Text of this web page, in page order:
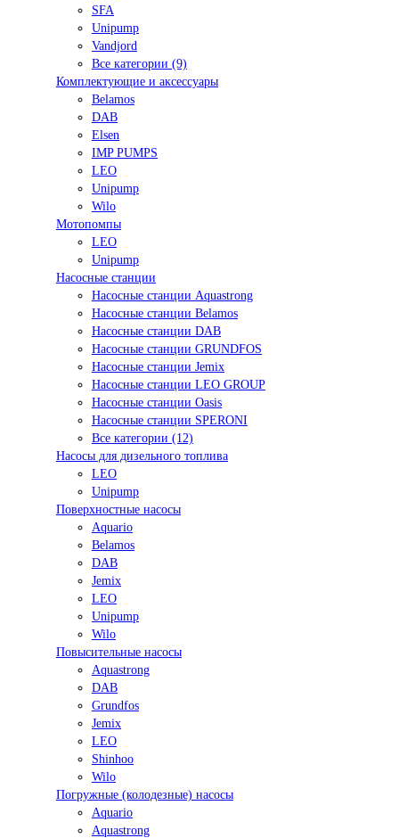
SFA
Unipump
Vandjord
Все категории (9)
Комплектующие и аксессуары
Belamos
DAB
Elsen
IMP PUMPS
LEO
Unipump
Wilo
Мотопомпы
LEO
Unipump
Насосные станции
Насосные станции Aquastrong
Насосные станции Belamos
Насосные станции DAB
Насосные станции GRUNDFOS
Насосные станции Jemix
Насосные станции LEO GROUP
Насосные станции Oasis
Насосные станции SPERONI
Все категории (12)
Насосы для дизельного топлива
LEO
Unipump
Поверхностные насосы
Aquario
Belamos
DAB
Jemix
LEO
Unipump
Wilo
Повысительные насосы
Aquastrong
DAB
Grundfos
Jemix
LEO
Shinhoo
Wilo
Погружные (колодезные) насосы
Aquario
Aquastrong